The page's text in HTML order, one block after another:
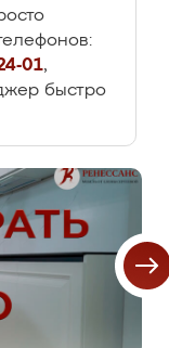
01,
быстро